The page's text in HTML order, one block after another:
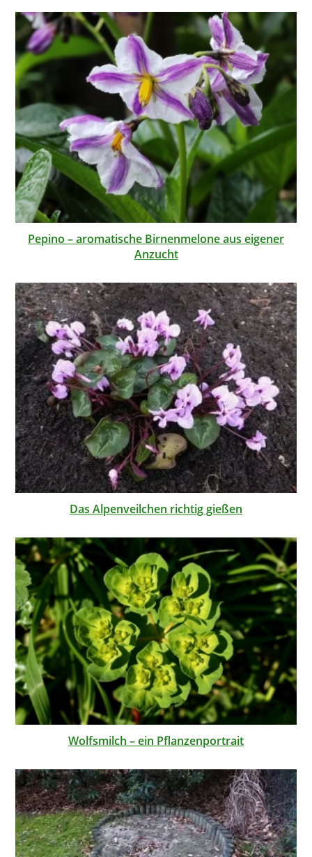
Pepino – aromatische Birnenmelone aus eigener
Anzucht
Das Alpenveilchen richtig gießen
Wolfsmilch – ein Pflanzenportrait